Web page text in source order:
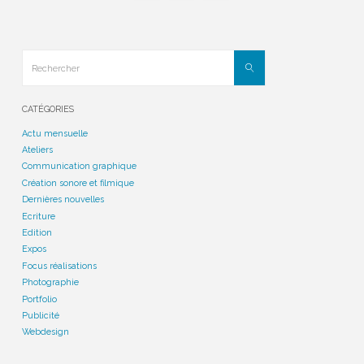
Rechercher
CATÉGORIES
Actu mensuelle
Ateliers
Communication graphique
Création sonore et filmique
Dernières nouvelles
Ecriture
Edition
Expos
Focus réalisations
Photographie
Portfolio
Publicité
Webdesign